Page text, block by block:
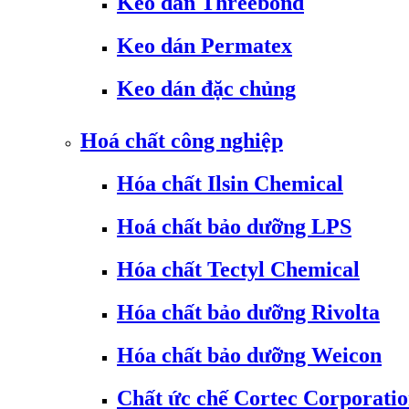
Keo dán Permatex
Keo dán đặc chủng
Hoá chất công nghiệp
Hóa chất Ilsin Chemical
Hoá chất bảo dưỡng LPS
Hóa chất Tectyl Chemical
Hóa chất bảo dưỡng Rivolta
Hóa chất bảo dưỡng Weicon
Chất ức chế Cortec